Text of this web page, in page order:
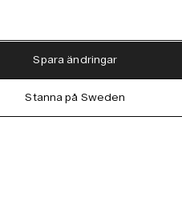
Spara ändringar
Stanna på Sweden